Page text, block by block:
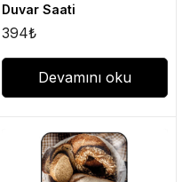
Duvar Saati
394₺
Devamını oku